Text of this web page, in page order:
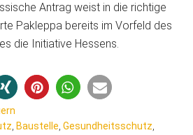
Antrag weist in die richtige
Pakleppa bereits im Vorfeld des
die Initiative Hessens.
Baustelle ,Gesundheitsschutz